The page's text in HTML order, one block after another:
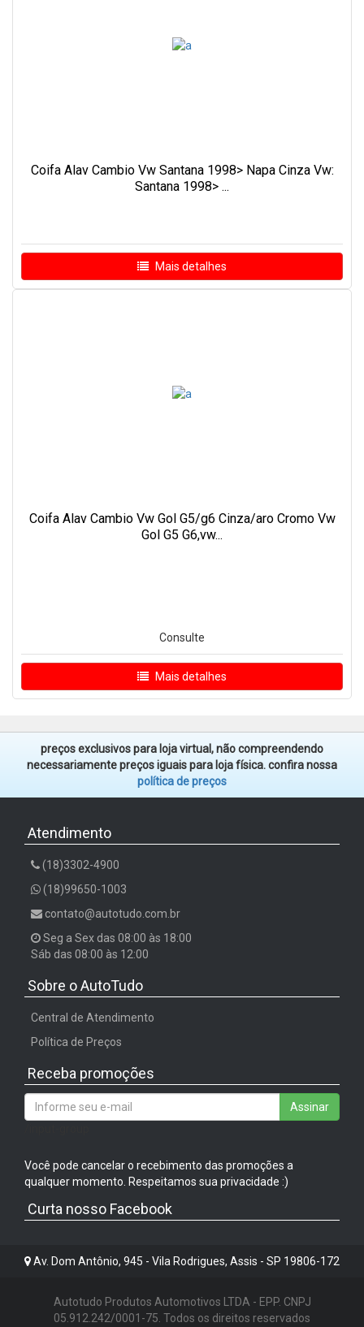
Coifa Alav Cambio Vw Santana 1998> Napa Cinza Vw:
Santana 1998> ...
Mais detalhes
Coifa Alav Cambio Vw Gol G5/g6 Cinza/aro Cromo Vw
Gol G5 G6,vw...
Consulte
Mais detalhes
preços exclusivos para loja virtual, não compreendendo
necessariamente preços iguais para loja física. confira nossa
política de preços
Atendimento
(18)3302-4900
(18)99650-1003
contato@autotudo.com.br
Seg a Sex das 08:00 às 18:00
Sáb das 08:00 às 12:00
Sobre o AutoTudo
Central de Atendimento
Política de Preços
Receba promoções
Assinar
Você pode cancelar o recebimento das promoções a
qualquer momento. Respeitamos sua privacidade :)
Curta nosso Facebook
Av. Dom Antônio, 945 - Vila Rodrigues, Assis - SP 19806-172
Autotudo Produtos Automotivos LTDA - EPP. CNPJ
05.912.242/0001-75. Todos os direitos reservados